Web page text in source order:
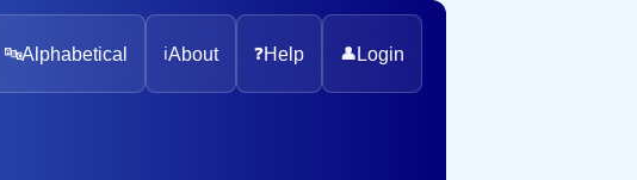
🔤Alphabetical ℹ️About ❓Help 👤 Login